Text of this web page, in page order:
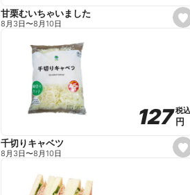
s
e
e
甘栗むいちゃいました
8月3日〜8月10日
s
e
127
127税込
税込
円
円
千切りキャベツ
8月3日〜8月10日